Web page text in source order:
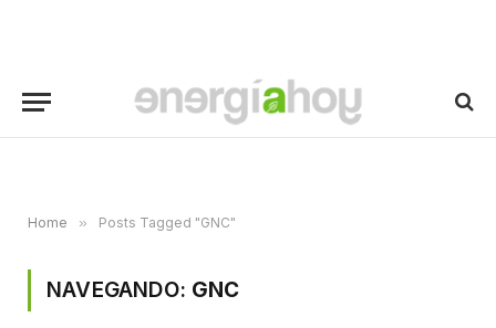
Home » Posts Tagged "GNC"
NAVEGANDO: GNC